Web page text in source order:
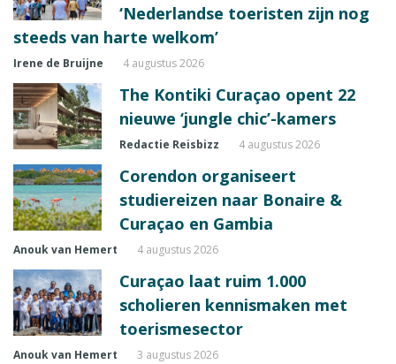
‘Nederlandse toeristen zijn nog
steeds van harte welkom’
Irene de Bruijne 4 augustus 2026
The Kontiki Curaçao opent 22
nieuwe ‘jungle chic’-kamers
Redactie Reisbizz 4 augustus 2026
Corendon organiseert
studiereizen naar Bonaire &
Curaçao en Gambia
Anouk van Hemert 4 augustus 2026
Curaçao laat ruim 1.000
scholieren kennismaken met
toerismesector
Anouk van Hemert 3 augustus 2026